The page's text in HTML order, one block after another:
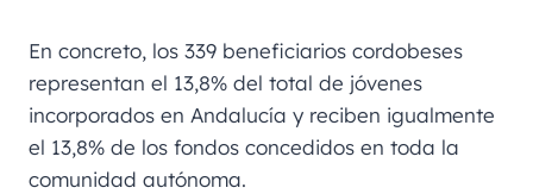
En concreto, los 339 beneficiarios cordobeses
representan el 13,8% del total de jóvenes
incorporados en Andalucía y reciben igualmente
el 13,8% de los fondos concedidos en toda la
comunidad autónoma.